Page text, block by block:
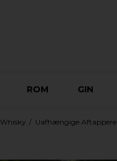
ROM GIN
Whisky / Uafhængige Aftappere